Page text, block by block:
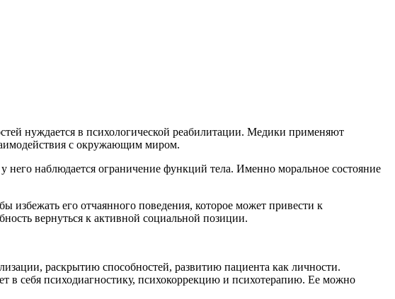
нуждается в психологической реабилитации. Медики применяют
с окружающим миром.
наблюдается ограничение функций тела. Именно моральное состояние
избежать его отчаянного поведения, которое может привести к
вернуться к активной социальной позиции.
раскрытию способностей, развитию пациента как личности.
в себя психодиагностику, психокоррекцию и психотерапию. Ее можно